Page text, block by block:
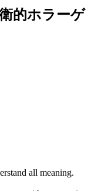
的ホラーゲ
all meaning.